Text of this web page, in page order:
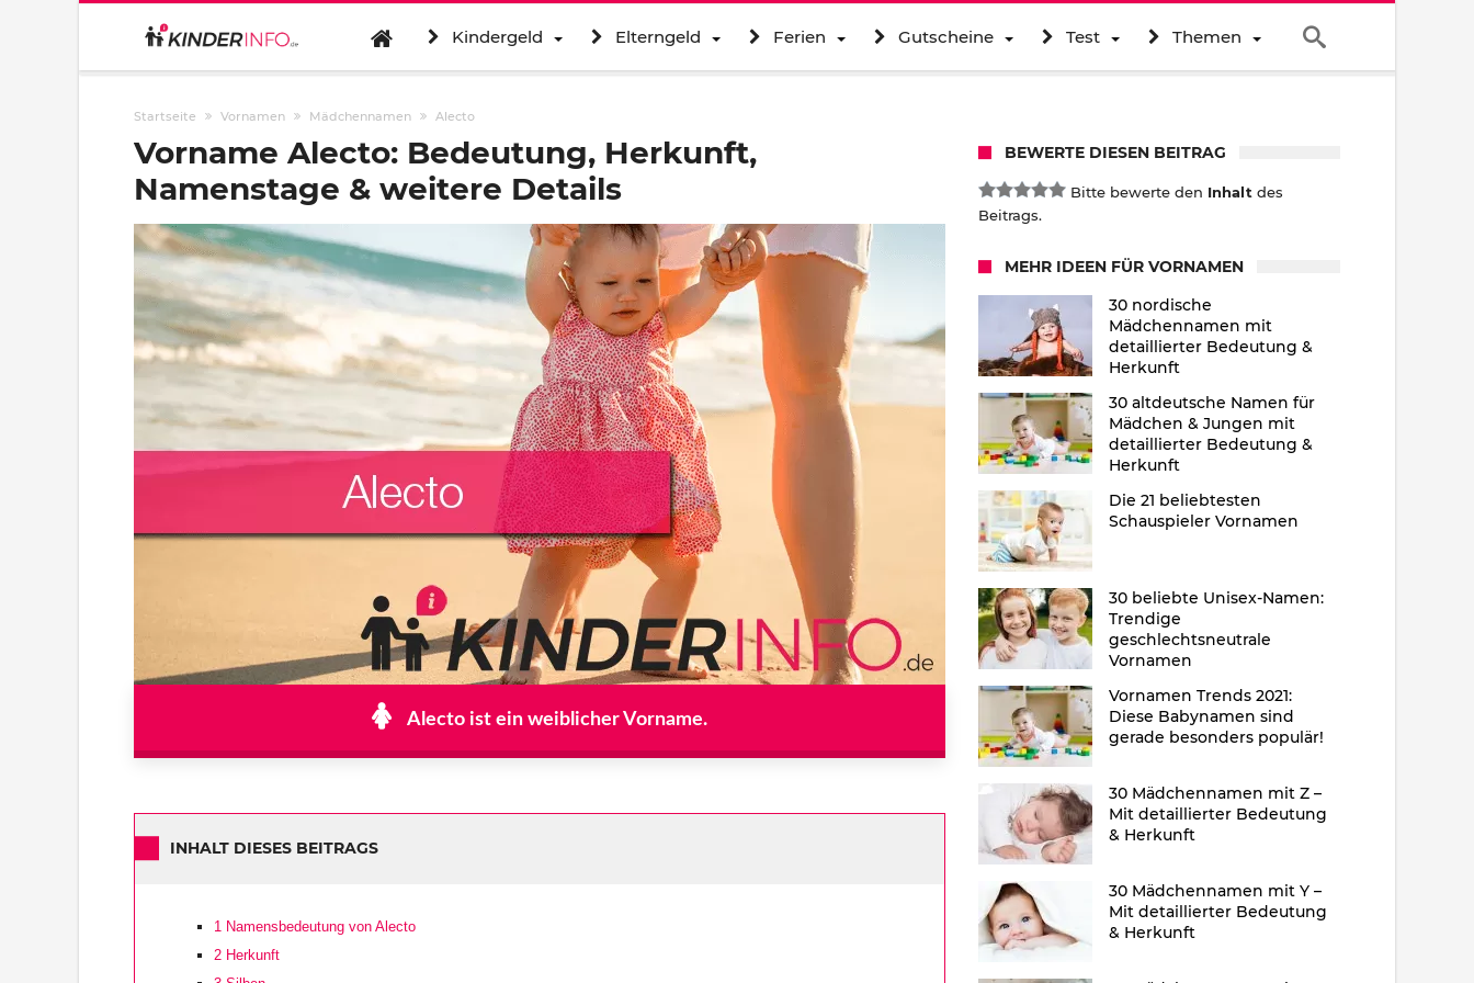
Kindergeld Elterngeld Ferien Gutscheine Test Themen
Startseite Vornamen Mädchennamen Alecto
Vorname Alecto: Bedeutung, Herkunft,
Namenstage & weitere Details
Alecto ist ein weiblicher Vorname.
INHALT DIESES BEITRAGS
1 Namensbedeutung von Alecto
2 Herkunft
BEWERTE DIESEN BEITRAG
Bitte bewerte den Inhalt des
Beitrags.
MEHR IDEEN FÜR VORNAMEN
30 nordische
Mädchennamen mit
detaillierter Bedeutung &
Herkunft
30 altdeutsche Namen für
Mädchen & Jungen mit
detaillierter Bedeutung &
Herkunft
Die 21 beliebtesten
Schauspieler Vornamen
30 beliebte Unisex-Namen:
Trendige
geschlechtsneutrale
Vornamen
Vornamen Trends 2021:
Diese Babynamen sind
gerade besonders populär!
30 Mädchennamen mit Z –
Mit detaillierter Bedeutung
& Herkunft
30 Mädchennamen mit Y –
Mit detaillierter Bedeutung
& Herkunft